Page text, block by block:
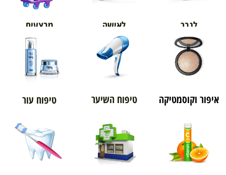
לגבר לאישה מבצעים
איפור וקוסמטיקה טיפוח השיער טיפוח עור